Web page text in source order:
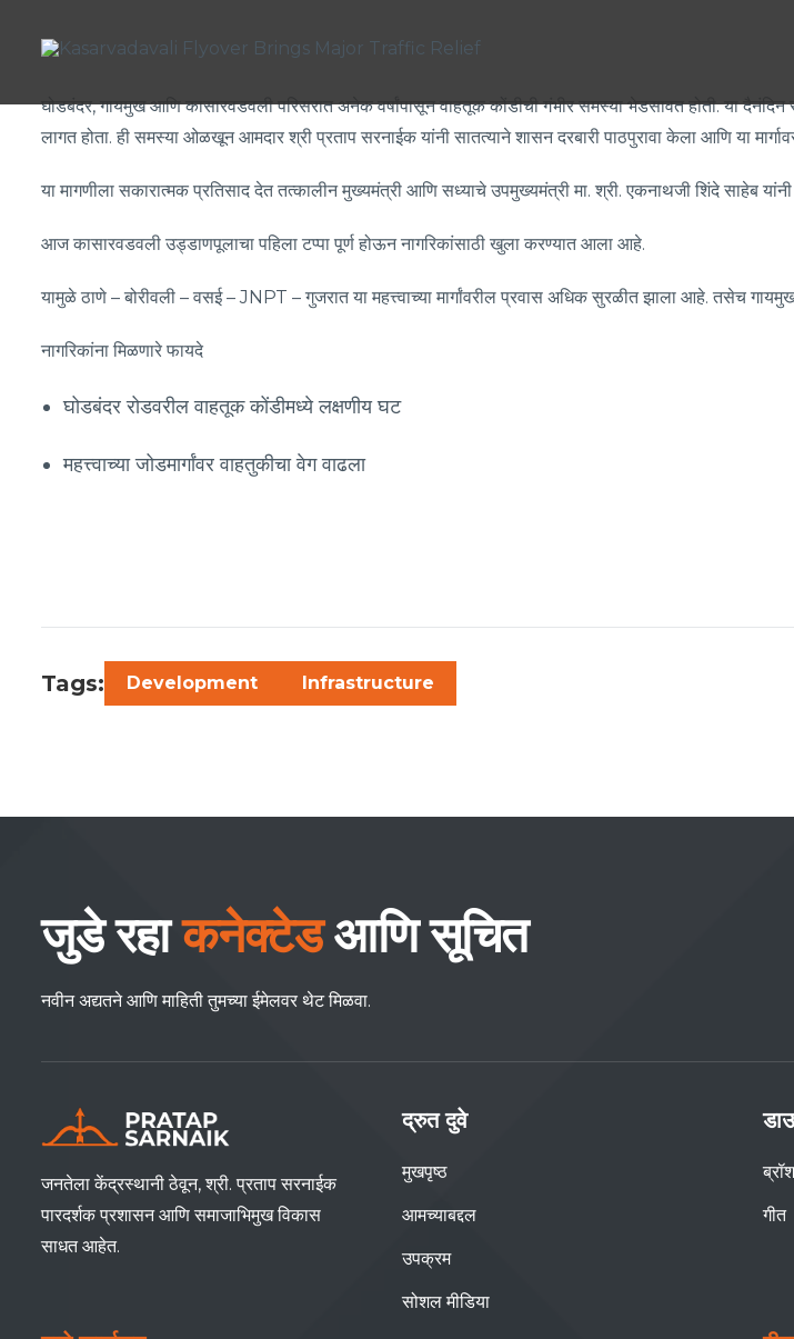
घोडबंदर, गायमुख आणि कासारवडवली परिसरात अनेक वर्षांपासून वाहतूक कोंडीची गंभीर समस्या भेडसावत होती. या
लागत होता. ही समस्या ओळखून आमदार श्री प्रताप सरनाईक यांनी सातत्याने शासन दरबारी पाठपुरावा केला आणि या
या मागणीला सकारात्मक प्रतिसाद देत तत्कालीन मुख्यमंत्री आणि सध्याचे उपमुख्यमंत्री मा. श्री. एकनाथजी शिंदे साहेब
आज कासारवडवली उड्डाणपूलाचा पहिला टप्पा पूर्ण होऊन नागरिकांसाठी खुला करण्यात आला आहे.
यामुळे ठाणे – बोरीवली – वसई – JNPT – गुजरात या महत्त्वाच्या मार्गांवरील प्रवास अधिक सुरळीत झाला आहे. तसेच
नागरिकांना मिळणारे फायदे
घोडबंदर रोडवरील वाहतूक कोंडीमध्ये लक्षणीय घट
महत्त्वाच्या जोडमार्गांवर वाहतुकीचा वेग वाढला
Tags: Development Infrastructure
जुडे रहाकनेक्टेडआणि सूचित
नवीन अद्यतने आणि माहिती तुमच्या ईमेलवर थेट मिळवा.
जनतेला केंद्रस्थानी ठेवून, श्री. प्रताप सरनाईक
पारदर्शक प्रशासन आणि समाजाभिमुख विकास
साधत आहेत.
द्रुत दुवे
मुखपृष्ठ
आमच्याबद्दल
उपक्रम
सोशल मीडिया
गीत